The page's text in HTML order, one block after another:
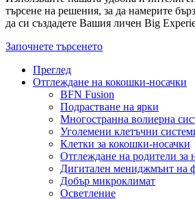
търсене на решения, за да намерите
да си създадете Вашия личен Big
Започнете търсенето
Преглед
Отглеждане на кокошки-носачки
BFN Fusion
Подрастване на ярки
Многостранна волиерна
Уголемени клетъчни
Клетки за кокошки-носачки
Отглеждане на родители за
Дигитален мениджмънт на
Добър микроклимат
Осветление